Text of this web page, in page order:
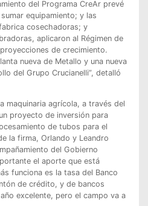
del Programa CreAr prevé
equipamiento; y las
cosechadoras; y
aplicaron al Régimen de
de crecimiento.
nueva de Metallo y una nueva
del Grupo Crucianelli”, detalló
maquinaria agrícola, a través del
proyecto de inversión para
de tubos para el
la firma, Orlando y Leandro
del Gobierno
el aporte que está
funciona es la tasa del Banco
de crédito, y de bancos
excelente, pero el campo va a